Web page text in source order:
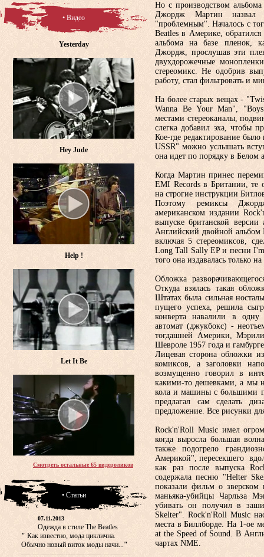
Но с производством
Джордж Мартин назвал
"проблемным". Началось с
Beatles в Америке,
альбома на базе пленок,
Джордж, прослушав эти
двухдорожечные
стереомикс. Не одобрив
работу, стал фильтровать и
На более старых вещах -
Wanna Be Your Man",
местами стереоканалы,
слегка добавил эха, чтобы
Кое-где редактирование
USSR" можно услышать
она идет по порядку в Белом
Когда Мартин принес
EMI Records в Британии, те
на строгие инструкции
Поэтому ремиксы
американском издании
выпуске британской
Английский двойной альбом
включая 5 стереомиксов,
Long Tall Sally EP и песни
того она издавалась только
Обложка
Откуда взялась такая
Штатах была сильная
пущего успеха, решила
конверта навалили в
автомат (джукбокс) -
тогдашней Америки,
Шевроле 1957 года и
Лицевая сторона обложки
комиксов, а заголовки
возмущенно говорил в
какими-то дешевками, а мы
кола и машины с большими
предлагал сам сделать
предложение. Все рисунки
Rock'n'Roll Music имел
когда выросла большая
также подогрело
Америкой", пересекшего
как раз после выпуска
содержала песню "Helter
показали фильм о зверском
маньяка-убийцы Чарльза
убивать он получил в
Skelter". Rock'n'Roll Music
места в Биллборде. На 1-ое
at the Speed of Sound. В
чартах NME.
• Видео
Yesterday
Hey Jude
Help !
Let It Be
Смотреть остальные 65 видероликов
• Статьи
07.11.2013
Одежда в стиле The Beatles
" Как известно, мода циклична.
Обычно новый виток моды начи..."